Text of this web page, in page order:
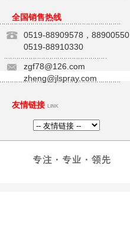
全国销售热线
0519-88909578，88900550
0519-88910330
zgf78@126.com
zheng@jlspray.com
友情链接 LINK